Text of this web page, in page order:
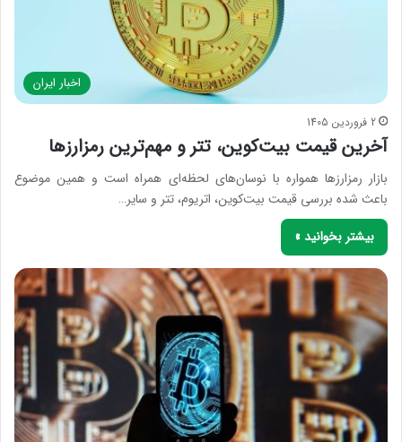
اخبار ایران
2 فروردین 1405
آخرین قیمت بیت‌کوین، تتر و مهم‌ترین رمزارزها
بازار رمزارزها همواره با نوسان‌های لحظه‌ای همراه است و همین موضوع
باعث شده بررسی قیمت بیت‌کوین، اتریوم، تتر و سایر…
بیشتر بخوانید »